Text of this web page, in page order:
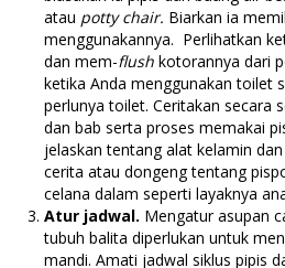
atau potty chair. Biarkan ia
menggunakannya. Perlihatkan
dan mem-flush kotorannya dari
ketika Anda menggunakan toilet
perlunya toilet. Ceritakan secara
dan bab serta proses memakai
jelaskan tentang alat kelamin
cerita atau dongeng tentang
celana dalam seperti layaknya
Atur jadwal. Mengatur asupan
tubuh balita diperlukan untuk
mandi. Amati jadwal siklus pipis